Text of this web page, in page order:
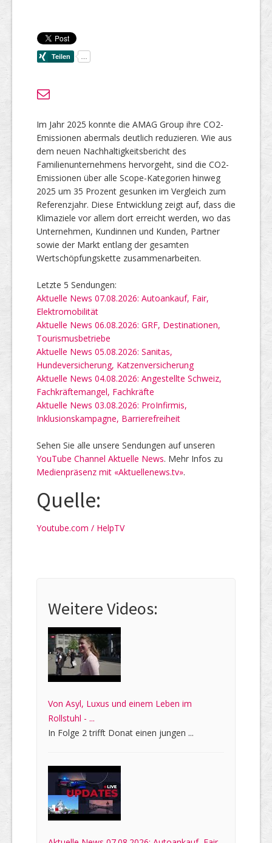
Im Jahr 2025 konnte die AMAG Group ihre CO2-
Emissionen abermals deutlich reduzieren. Wie aus
dem neuen Nachhaltigkeitsbericht des
Familienunternehmens hervorgeht, sind die CO2-
Emissionen über alle Scope-Kategorien hinweg
2025 um 35 Prozent gesunken im Vergleich zum
Referenzjahr. Diese Entwicklung zeigt auf, dass die
Klimaziele vor allem dort erreicht werden, wo das
Unternehmen, Kundinnen und Kunden, Partner
sowie der Markt entlang der gesamten
Wertschöpfungskette zusammenarbeiten.
Letzte 5 Sendungen:
Aktuelle News 07.08.2026: Autoankauf, Fair,
Elektromobilität
Aktuelle News 06.08.2026: GRF, Destinationen,
Tourismusbetriebe
Aktuelle News 05.08.2026: Sanitas,
Hundeversicherung, Katzenversicherung
Aktuelle News 04.08.2026: Angestellte Schweiz,
Fachkräftemangel, Fachkräfte
Aktuelle News 03.08.2026: ProInfirmis,
Inklusionskampagne, Barrierefreiheit
Sehen Sie alle unsere Sendungen auf unseren
YouTube Channel Aktuelle News. Mehr Infos zu
Medienpräsenz mit «Aktuellenews.tv».
Quelle:
Youtube.com / HelpTV
Weitere Videos:
Von Asyl, Luxus und einem Leben im
Rollstuhl - ...
In Folge 2 trifft Donat einen jungen ...